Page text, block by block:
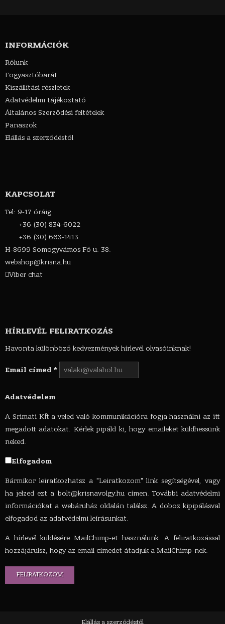
INFORMÁCIÓK
Rólunk
Fogyasztóbarát
Kiszállítási részletek
Adatvédelmi tájékoztató
Általános Szerződési feltételek
Panaszok
Elállás a szerződéstől
KAPCSOLAT
Tel: 9-17 óráig
+36 (30) 834-6022
+36 (30) 663-1413
H-8699 Somogyvámos Fő u. 38.
webshop@krisna.hu
Viber chat
HÍRLEVÉL FELIRATKOZÁS
Havonta különböző kedvezmények hírlevél olvasóinknak!
Email címed *
Adatvédelem
A Srimati Kft a veled való kommunikációra fogja használni az itt
megadott adatokat. Kérlek pipáld ki, hogy emaileket küldhessünk
neked.
Elfogadom
Bármikor leiratkozhatsz a "Leiratkozom" link segítségével, vagy
ha jelzed ezt a bolt@krisnavolgy.hucímen. További adatvédelmi
információkat a webáruház oldalán találsz. A doboz kipipálásval
elfogadod az adatvédelmi leírásunkat.
A hírlevél küldésére MailChimp-et használunk. A feliratkozással
hozzájárulsz, hogy az email címedet átadjuk a MailChimp-nek.
Elállás a szerződéstől